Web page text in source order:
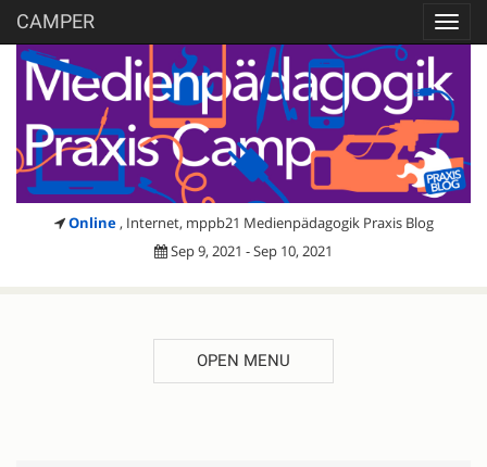
CAMPER
Online , Internet, mppb21 Medienpädagogik Praxis Blog
Sep 9, 2021 - Sep 10, 2021
OPEN MENU